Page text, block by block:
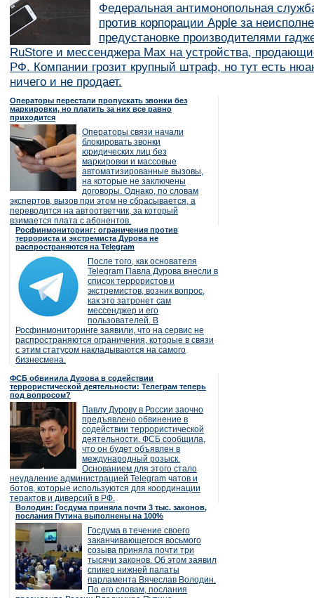
Федеральная антимонопольная
против корпорации Apple за
предустановке производителями
RuStore и мессенджера Max на устройства,
РФ. Компании грозит крупный штраф, но тут есть
ничего и не продает.
Операторы перестали пропускать звонки без
маркировки, но платить за них все равно
приходится
Операторы связи начали
блокировать звонки
юридических лиц без
маркировки и массовые
автоматизированные вызовы,
на которые не заключены
договоры. Однако, по словам
экспертов, вызов при этом не сбрасывается, а
переводится на автоответчик, за который
взимается плата с абонентов.
Росфинмониторинг: ограничения против
террориста и экстремиста Дурова не
распространяются на Telegram
После того, как основателя
Telegram Павла Дурова внесли в
список террористов и
экстремистов, возник вопрос,
как это затронет сам
мессенджер и его
пользователей. В
Росфинмониторинге заявили, что на сервис не
распространяются ограничения, которые в связи
с этим статусом накладываются на самого
бизнесмена.
ФСБ обвинила Дурова в содействии
террористической деятельности: Телеграм теперь
под вопросом?
Павлу Дурову в России заочно
предъявлено обвинение в
содействии террористической
деятельности. ФСБ сообщила,
что он будет объявлен в
международный розыск.
Основанием для этого стало
неудаление администрацией Telegram чатов и
ботов, которые используются для координации
терактов и диверсий в РФ.
Володин: Госдума приняла почти 3 тыс. законов,
послания Путина выполнены на 100%
Госдума в течение своего
заканчивающегося восьмого
созыва приняла почти три
тысячи законов. Об этом заявил
спикер нижней палаты
парламента Вячеслав Володин.
По его словам, послания